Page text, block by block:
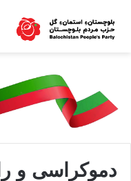
دموکراسی و